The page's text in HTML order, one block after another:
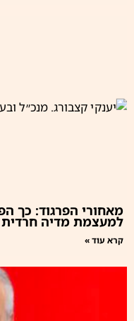
מאחורי הפרגוד: כך
למעצמת מדיה חרדית
קרא עוד »